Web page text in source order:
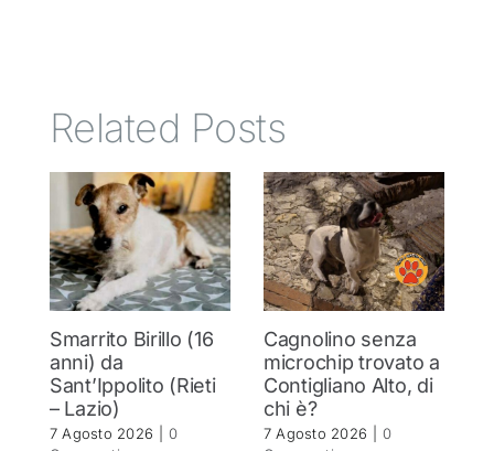
Related Posts
Smarrito Birillo (16
anni) da
Sant’Ippolito (Rieti
– Lazio)
7 Agosto 2026
0
Cagnolino senza
microchip trovato a
Contigliano Alto, di
chi è?
7 Agosto 2026
0